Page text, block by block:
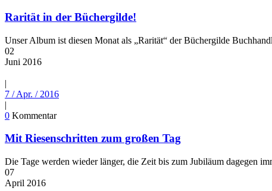
Rarität in der Büchergilde!
Unser Album ist diesen Monat als „Rarität“ der Büchergilde
02
Juni 2016
|
7 / Apr. / 2016
|
0 Kommentar
Mit Riesenschritten zum großen Tag
Die Tage werden wieder länger, die Zeit bis zum Jubiläum dagegen
07
April 2016